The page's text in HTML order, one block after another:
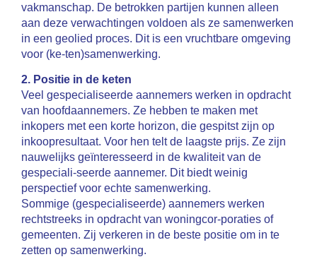
vakmanschap. De betrokken partijen kunnen alleen
aan deze verwachtingen voldoen als ze samenwerken
in een geolied proces. Dit is een vruchtbare omgeving
voor (ke-ten)samenwerking.
2. Positie in de keten
Veel gespecialiseerde aannemers werken in opdracht
van hoofdaannemers. Ze hebben te maken met
inkopers met een korte horizon, die gespitst zijn op
inkoopresultaat. Voor hen telt de laagste prijs. Ze zijn
nauwelijks geïnteresseerd in de kwaliteit van de
gespeciali-seerde aannemer. Dit biedt weinig
perspectief voor echte samenwerking.
Sommige (gespecialiseerde) aannemers werken
rechtstreeks in opdracht van woningcor-poraties of
gemeenten. Zij verkeren in de beste positie om in te
zetten op samenwerking.